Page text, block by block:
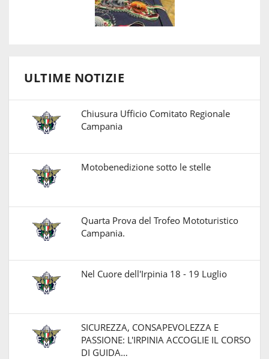
ULTIME NOTIZIE
Chiusura Ufficio Comitato Regionale
Campania
Motobenedizione sotto le stelle
Quarta Prova del Trofeo Mototuristico
Campania.
Nel Cuore dell'Irpinia 18 - 19 Luglio
SICUREZZA, CONSAPEVOLEZZA E
PASSIONE: L'IRPINIA ACCOGLIE IL CORSO
DI GUIDA…